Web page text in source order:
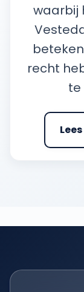
waarbij
recht
te